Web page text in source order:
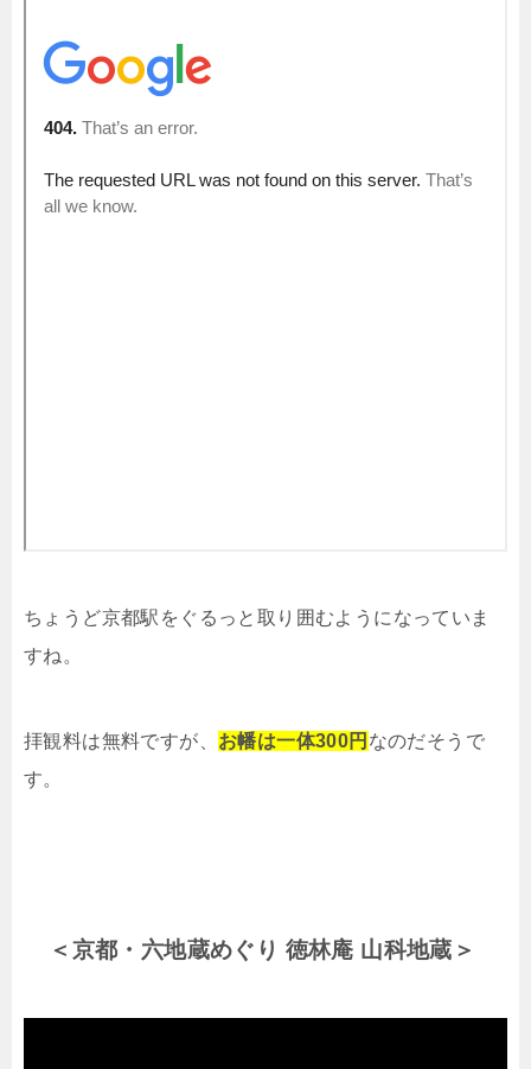
ちょうど京都駅をぐるっと取り囲むようになっていま
すね。
拝観料は無料ですが、 お幡は一体300円 なのだそうで
す。
＜京都・六地蔵めぐり 徳林庵 山科地蔵＞